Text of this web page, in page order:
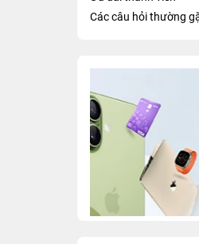
Các câu hỏi thường